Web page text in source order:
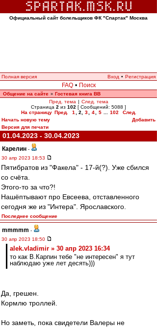
Официальный сайт болельщиков ФК "Спартак" Москва
Полная версия Вход • Регистрация
FAQ • Поиск
Общение на сайте » Гостевая книга ВВ
Пред. тема | След. тема
Страница 2 из 102 [ Сообщений: 5088 ]
На страницу Пред. 1 2 3 4 5 102
След.
Начать новую тему
Добавить
Версия для печати
01.04.2023 - 30.04.2023
Карелин -
30 апр 2023 18:53
Пятибратов из "Факела" - 17-й(?). Уже сбился
со счёта.
Этого-то за что?!
Нашёптывают про Евсеева, отставленного
сегодня же из "Интера". Ярославского.
Последнее сообщение
mmmmm -
30 апр 2023 18:50
alek.vladimir » 30 апр 2023 16:34
то как В.Карпин тебе "не интересен" я тут
наблюдаю уже лет десять)))
Да, грешен.
Кормлю троллей.
Но заметь, пока свидетели Валеры не